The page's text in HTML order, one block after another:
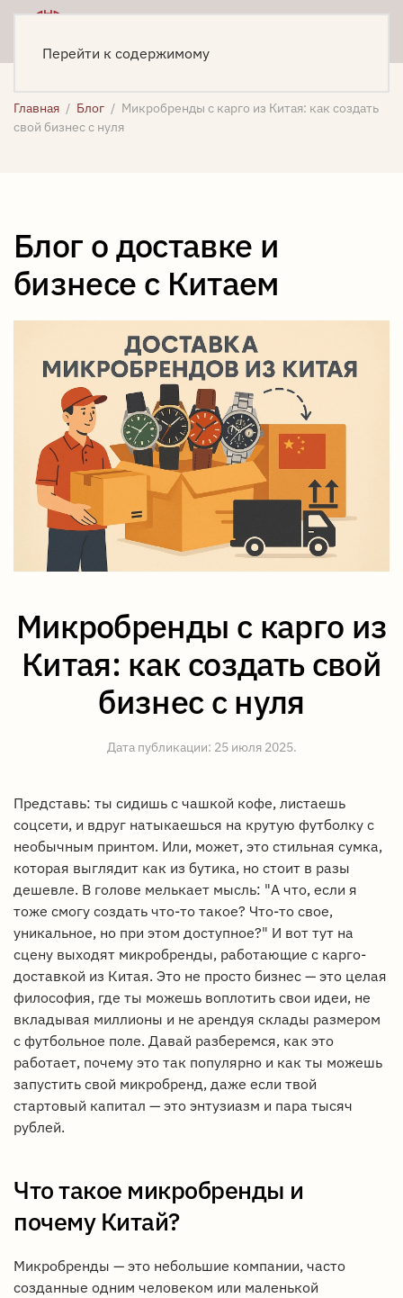
Перейти к содержимому
Главная Блог
Микробренды с карго из Китая: как создать
свой бизнес с нуля
Блог о доставке и
бизнесе с Китаем
Микробренды с карго из
Китая: как создать свой
бизнес с нуля
Дата публикации: 25 июля 2025.
Представь: ты сидишь с чашкой кофе, листаешь
соцсети, и вдруг натыкаешься на крутую футболку с
необычным принтом. Или, может, это стильная сумка,
которая выглядит как из бутика, но стоит в разы
дешевле. В голове мелькает мысль: "А что, если я
тоже смогу создать что-то такое? Что-то свое,
уникальное, но при этом доступное?" И вот тут на
сцену выходят микробренды, работающие с карго-
доставкой из Китая. Это не просто бизнес — это целая
философия, где ты можешь воплотить свои идеи, не
вкладывая миллионы и не арендуя склады размером
с футбольное поле. Давай разберемся, как это
работает, почему это так популярно и как ты можешь
запустить свой микробренд, даже если твой
стартовый капитал — это энтузиазм и пара тысяч
рублей.
Что такое микробренды и
почему Китай?
Микробренды — это небольшие компании, часто
созданные одним человеком или маленькой